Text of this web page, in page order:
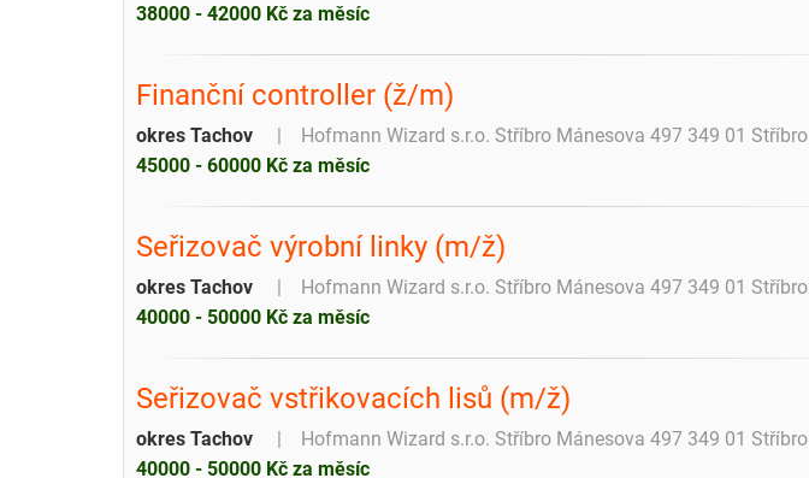
38000 - 42000 Kč za měsíc
Finanční controller (ž/m)
okres Tachov
Hofmann Wizard s.r.o. Stříbro Mánesova 497 349 01 Stříbro
45000 - 60000 Kč za měsíc
Seřizovač výrobní linky (m/ž)
okres Tachov
Hofmann Wizard s.r.o. Stříbro Mánesova 497 349 01 Stříbro
40000 - 50000 Kč za měsíc
Seřizovač vstřikovacích lisů (m/ž)
okres Tachov
Hofmann Wizard s.r.o. Stříbro Mánesova 497 349 01 Stříbro
40000 - 50000 Kč za měsíc